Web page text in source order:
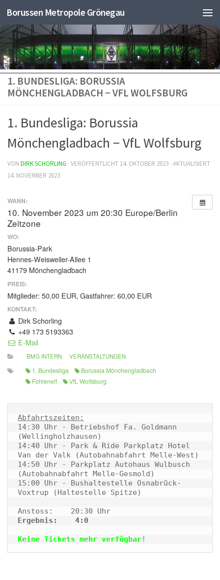
Zum Inhalt springen
Borussen Metropole Grönegau
1. BUNDESLIGA: BORUSSIA
MÖNCHENGLADBACH − VFL WOLFSBURG
1. Bundesliga: Borussia
Mönchengladbach − VfL Wolfsburg
VON DIRK SCHORLING · VERÖFFENTLICHT 14. OKTOBER 2023 · AKTUALISIERT
14. NOVEMBER 2023
WANN:
10. November 2023 um 20:30 Europe/Berlin
Zeitzone
WO:
Borussia-Park
Hennes-Weisweiler-Allee 1
41179 Mönchengladbach
PREIS:
Mitglieder: 50,00 EUR, Gastfahrer: 60,00 EUR
KONTAKT:
Dirk Schorling
+49 173 5193363
E-Mail
BMG INTERN VERANSTALTUNGEN
1. Bundesliga
Borussia Mönchengladbach
Fohlenelf
VfL Wolfsburg
Abfahrtszeiten:
14:30 Uhr - Betriebshof Fa. Goldmann
(Wellingholzhausen)
14:40 Uhr - Park & Ride Parkplatz Hotel
Van der Valk (Autobahnabfahrt Melle-West)
14:50 Uhr - Parkplatz Autohaus Wulbusch
(Autobahnabfahrt Melle-Gesmold)
15:00 Uhr - Bushaltestelle Osnabrück-
Voxtrup (Haltestelle Spitze)
Ergebnis:    4:0
Keine Tickets mehr verfügbar!
Wir verwenden Cookies, um dir die bestmögliche Erfahrung auf unserer
Du kannst mehr darüber erfahren, welche Cookies wir verwenden, oder
sie unterEinstellungen deaktivieren.
Zustimmen Ablehnen Einstellungen GDPR Cookie-